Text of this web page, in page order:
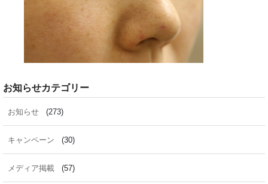
お知らせカテゴリー
お知らせ (273)
キャンペーン (30)
メディア掲載 (57)